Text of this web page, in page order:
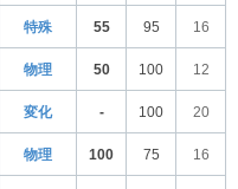
特殊 55 95 16
物理 50 100 12
変化 - 100 20
物理 100 75 16